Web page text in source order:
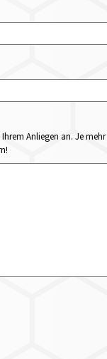
Anliegen an. Je mehr